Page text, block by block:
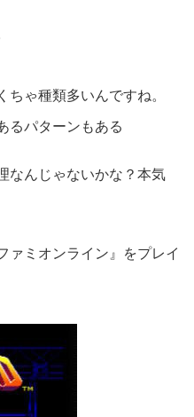
ゃ種類多いんですね。
るパターンもある
なんじゃないかな？本気
ァミオンライン』をプレイ